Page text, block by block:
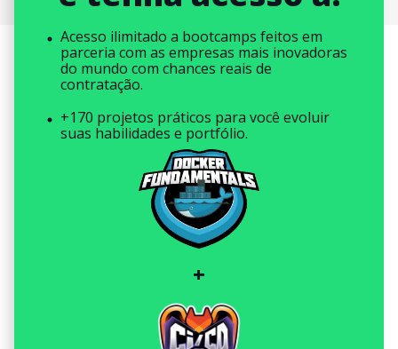
Acesso ilimitado a bootcamps feitos em
parceria com as empresas mais inovadoras
do mundo com chances reais de
contratação.
+170 projetos práticos para você evoluir
suas habilidades e portfólio.
+